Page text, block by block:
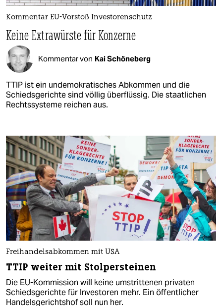
Kommentar EU-Vorstoß Investorenschutz
Keine Extrawürste für Konzerne
Kommentar von Kai Schöneberg
TTIP ist ein undemokratisches Abkommen und die
Schiedsgerichte sind völlig überflüssig. Die staatlichen
Rechtssysteme reichen aus.
Freihandelsabkommen mit USA
TTIP weiter mit Stolpersteinen
Die EU-Kommission will keine umstrittenen privaten
Schiedsgerichte für Investoren mehr. Ein öffentlicher
Handelsgerichtshof soll nun her.